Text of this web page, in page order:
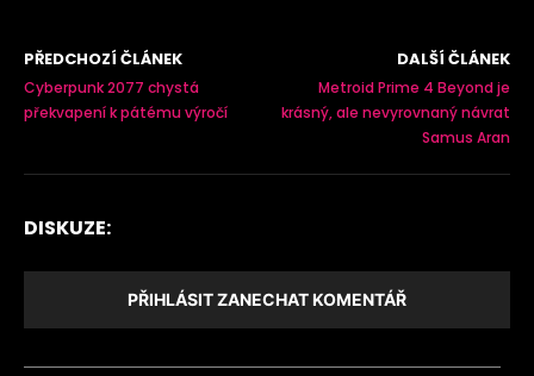
PŘEDCHOZÍ ČLÁNEK
Cyberpunk 2077 chystá
překvapení k pátému výročí
DALŠÍ ČLÁNEK
Metroid Prime 4 Beyond je
krásný, ale nevyrovnaný návrat
Samus Aran
DISKUZE:
PŘIHLÁSIT ZANECHAT KOMENTÁŘ